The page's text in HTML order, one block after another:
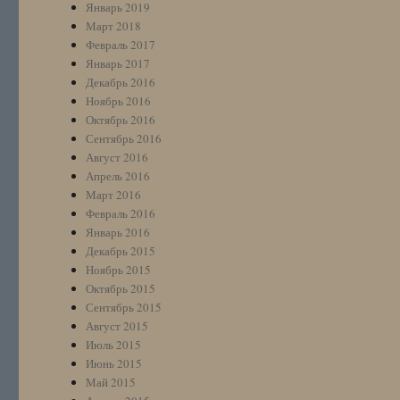
Январь 2019
Март 2018
Февраль 2017
Январь 2017
Декабрь 2016
Ноябрь 2016
Октябрь 2016
Сентябрь 2016
Август 2016
Апрель 2016
Март 2016
Февраль 2016
Январь 2016
Декабрь 2015
Ноябрь 2015
Октябрь 2015
Сентябрь 2015
Август 2015
Июль 2015
Июнь 2015
Май 2015